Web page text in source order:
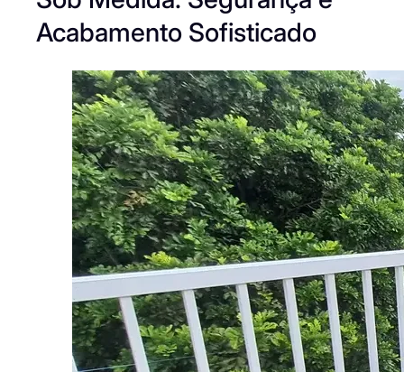
Acabamento Sofisticado